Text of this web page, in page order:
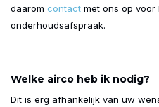
daarom contact met ons op voor
onderhoudsafspraak.
Welke airco heb ik nodig?
Dit is erg afhankelijk van uw